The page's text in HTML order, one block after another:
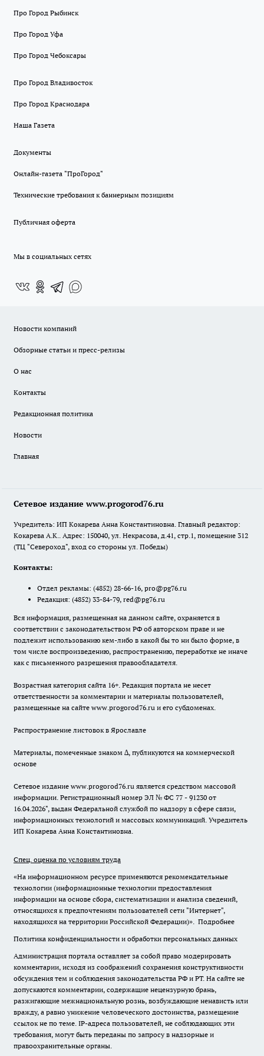
Про Город Рыбинск
Про Город Уфа
Про Город Чебоксары
Про Город Владивосток
Про Город Краснодара
Наша Газета
Документы
Онлайн-газета "ПроГород"
Технические требования к баннерным позициям
Публичная оферта
Мы в социальных сетях
Новости компаний
Обзорные статьи и пресс-релизы
О нас
Контакты
Редакционная политика
Новости
Главная
Сетевое издание www.progorod76.ru
Учредитель: ИП Кокарева Анна Константиновна. Главный редактор:
Кокарева А.К.. Адрес: 150040, ул. Некрасова, д.41, стр.1, помещение 312
(ТЦ "Североход", вход со стороны ул. Победы)
Контакты:
Отдел рекламы: (4852) 28-66-16, pro@pg76.ru
Редакция: (4852) 33-84-79, red@pg76.ru
Вся информация, размещенная на данном сайте, охраняется в
соответствии с законодательством РФ об авторском праве и не
подлежит использованию кем-либо в какой бы то ни было форме, в
том числе воспроизведению, распространению, переработке не иначе
как с письменного разрешения правообладателя.
Возрастная категория сайта 16+. Редакция портала не несет
ответственности за комментарии и материалы пользователей,
размещенные на сайте www.progorod76.ru и его субдоменах.
Распространение листовок в Ярославле
Материалы, помеченные знаком ∆, публикуются на коммерческой
основе
Сетевое издание www.progorod76.ru является средством массовой
информации. Регистрационный номер ЭЛ № ФС 77 - 91230 от
16.04.2026", выдан Федеральной службой по надзору в сфере связи,
информационных технологий и массовых коммуникаций. Учредитель
ИП Кокарева Анна Константиновна.
Спец. оценка по условиям труда
«На информационном ресурсе применяются рекомендательные
технологии (информационные технологии предоставления
информации на основе сбора, систематизации и анализа сведений,
относящихся к предпочтениям пользователей сети "Интернет",
находящихся на территории Российской Федерации)». Подробнее
Политика конфиденциальности и обработки персональных данных
Администрация портала оставляет за собой право модерировать
комментарии, исходя из соображений сохранения конструктивности
обсуждения тем и соблюдения законодательства РФ и РТ. На сайте не
допускаются комментарии, содержащие нецензурную брань,
разжигающие межнациональную рознь, возбуждающие ненависть или
вражду, а равно унижение человеческого достоинства, размещение
ссылок не по теме. IP-адреса пользователей, не соблюдающих эти
требования, могут быть переданы по запросу в надзорные и
правоохранительные органы.